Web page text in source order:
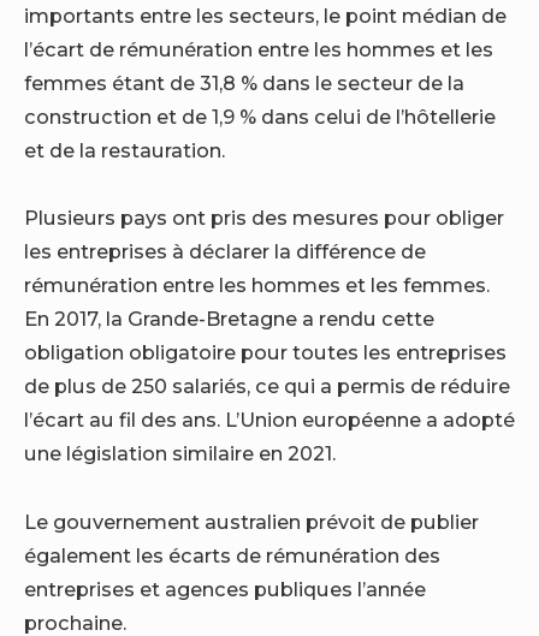
importants entre les secteurs, le point médian de
l’écart de rémunération entre les hommes et les
femmes étant de 31,8 % dans le secteur de la
construction et de 1,9 % dans celui de l’hôtellerie
et de la restauration.
Plusieurs pays ont pris des mesures pour obliger
les entreprises à déclarer la différence de
rémunération entre les hommes et les femmes.
En 2017, la Grande-Bretagne a rendu cette
obligation obligatoire pour toutes les entreprises
de plus de 250 salariés, ce qui a permis de réduire
l’écart au fil des ans. L’Union européenne a adopté
une législation similaire en 2021.
Le gouvernement australien prévoit de publier
également les écarts de rémunération des
entreprises et agences publiques l’année
prochaine.